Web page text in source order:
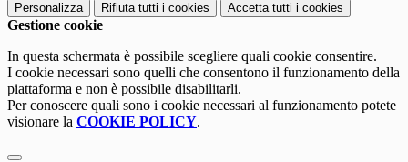
Personalizza Rifiuta tutti i cookies Accetta tutti i cookies
Gestione cookie
In questa schermata è possibile scegliere quali cookie consentire.
I cookie necessari sono quelli che consentono il funzionamento della
piattaforma e non è possibile disabilitarli.
Per conoscere quali sono i cookie necessari al funzionamento potete
visionare la COOKIE POLICY.